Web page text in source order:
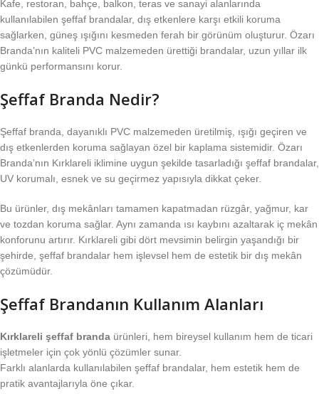
Kafe, restoran, bahçe, balkon, teras ve sanayi alanlarında
kullanılabilen şeffaf brandalar, dış etkenlere karşı etkili koruma
sağlarken, güneş ışığını kesmeden ferah bir görünüm oluşturur. Özarı
Branda’nın kaliteli PVC malzemeden ürettiği brandalar, uzun yıllar ilk
günkü performansını korur.
Şeffaf Branda Nedir?
Şeffaf branda, dayanıklı PVC malzemeden üretilmiş, ışığı geçiren ve
dış etkenlerden koruma sağlayan özel bir kaplama sistemidir. Özarı
Branda’nın Kırklareli iklimine uygun şekilde tasarladığı şeffaf brandalar,
UV korumalı, esnek ve su geçirmez yapısıyla dikkat çeker.
Bu ürünler, dış mekânları tamamen kapatmadan rüzgâr, yağmur, kar
ve tozdan koruma sağlar. Aynı zamanda ısı kaybını azaltarak iç mekân
konforunu artırır. Kırklareli gibi dört mevsimin belirgin yaşandığı bir
şehirde, şeffaf brandalar hem işlevsel hem de estetik bir dış mekân
çözümüdür.
Şeffaf Brandanın Kullanım Alanları
Kırklareli şeffaf branda ürünleri, hem bireysel kullanım hem de ticari
işletmeler için çok yönlü çözümler sunar.
Farklı alanlarda kullanılabilen şeffaf brandalar, hem estetik hem de
pratik avantajlarıyla öne çıkar.